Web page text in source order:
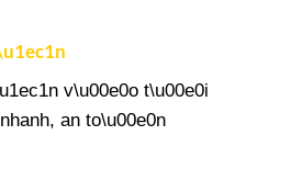
v\u00e0o t\u00e0i
an to\u00e0n